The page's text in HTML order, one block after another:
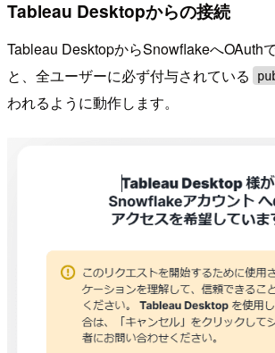
Tableau Desktopからの接続
Tableau DesktopからSnowflakeへOAuth
と、全ユーザーに必ず付与されている
われるように動作します。